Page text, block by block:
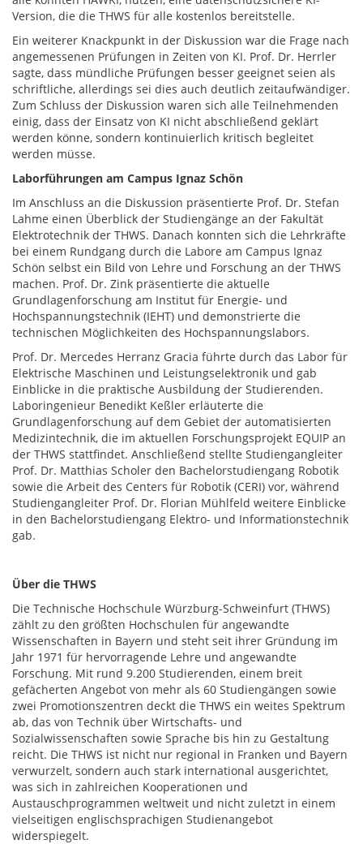
Version, die die THWS für alle kostenlos bereitstelle.
Ein weiterer Knackpunkt in der Diskussion war die Frage nach
angemessenen Prüfungen in Zeiten von KI. Prof. Dr. Herrler
sagte, dass mündliche Prüfungen besser geeignet seien als
schriftliche, allerdings sei dies auch deutlich zeitaufwändiger.
Zum Schluss der Diskussion waren sich alle Teilnehmenden
einig, dass der Einsatz von KI nicht abschließend geklärt
werden könne, sondern kontinuierlich kritisch begleitet
werden müsse.
Laborführungen am Campus Ignaz Schön
Im Anschluss an die Diskussion präsentierte Prof. Dr. Stefan
Lahme einen Überblick der Studiengänge an der Fakultät
Elektrotechnik der THWS. Danach konnten sich die Lehrkräfte
bei einem Rundgang durch die Labore am Campus Ignaz
Schön selbst ein Bild von Lehre und Forschung an der THWS
machen. Prof. Dr. Zink präsentierte die aktuelle
Grundlagenforschung am Institut für Energie- und
Hochspannungstechnik (IEHT) und demonstrierte die
technischen Möglichkeiten des Hochspannungslabors.
Prof. Dr. Mercedes Herranz Gracia führte durch das Labor für
Elektrische Maschinen und Leistungselektronik und gab
Einblicke in die praktische Ausbildung der Studierenden.
Laboringenieur Benedikt Keßler erläuterte die
Grundlagenforschung auf dem Gebiet der automatisierten
Medizintechnik, die im aktuellen Forschungsprojekt EQUIP an
der THWS stattfindet. Anschließend stellte Studiengangleiter
Prof. Dr. Matthias Scholer den Bachelorstudiengang Robotik
sowie die Arbeit des Centers für Robotik (CERI) vor, während
Studiengangleiter Prof. Dr. Florian Mühlfeld weitere Einblicke
in den Bachelorstudiengang Elektro- und Informationstechnik
gab.
Über die THWS
Die Technische Hochschule Würzburg-Schweinfurt (THWS)
zählt zu den größten Hochschulen für angewandte
Wissenschaften in Bayern und steht seit ihrer Gründung im
Jahr 1971 für hervorragende Lehre und angewandte
Forschung. Mit rund 9.200 Studierenden, einem breit
gefächerten Angebot von mehr als 60 Studiengängen sowie
zwei Promotionszentren deckt die THWS ein weites Spektrum
ab, das von Technik über Wirtschafts- und
Sozialwissenschaften sowie Sprache bis hin zu Gestaltung
reicht. Die THWS ist nicht nur regional in Franken und Bayern
verwurzelt, sondern auch stark international ausgerichtet,
was sich in zahlreichen Kooperationen und
Austauschprogrammen weltweit und nicht zuletzt in einem
vielseitigen englischsprachigen Studienangebot
widerspiegelt.